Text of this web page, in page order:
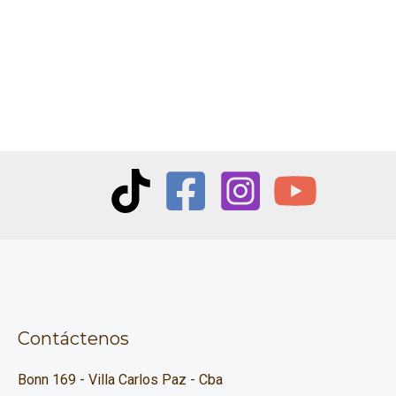
Contáctenos
Bonn 169 - Villa Carlos Paz - Cba